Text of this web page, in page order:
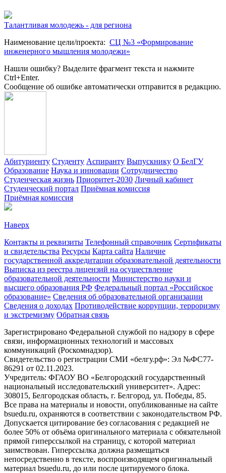
Талантливая молодежь - для региона
Наименование цели/проекта: СЦ №3 «Формирование
инженерного мышления молодежи»
Нашли ошибку? Выделите фрагмент текста и нажмите
Ctrl+Enter.
Сообщение об ошибке автоматически отправится в редакцию.
Абитуриенту Студенту Аспиранту Выпускнику О БелГУ
Образование Наука и инновации Сотрудничество
Студенческая жизнь Приоритет-2030 Личный кабинет
Студенческий портал Приёмная комиссия
Приёмная комиссия
Наверх
Контакты и реквизиты Телефонный справочник Сертификаты
и свидетельства Ресурсы Карта сайта Наличие
государственной аккредитации образовательной деятельности
Выписка из реестра лицензий на осуществление
образовательной деятельности Министерствo науки и
высшего образования РФ Федеральный портал «Российское
образование» Сведения об образовательной организации
Сведения о доходах Противодействие коррупции, терроризму
и экстремизму Обратная связь
Зарегистрировано Федеральной службой по надзору в сфере
связи, информационных технологий и массовых
коммуникаций (Роскомнадзор).
Свидетельство о регистрации СМИ «белгу.рф»: Эл №ФС77-
86291 от 02.11.2023.
Учредитель: ФГАОУ ВО «Белгородский государственный
национальный исследовательский университет». Адрес:
308015, Белгородская область, г. Белгород, ул. Победы, 85.
Все права на материалы и новости, опубликованные на сайте
bsuedu.ru, охраняются в соответствии с законодательством РФ.
Допускается цитирование без согласования с редакцией не
более 50% от объёма оригинального материала с обязательной
прямой гиперссылкой на страницу, с которой материал
заимствован. Гиперссылка должна размещаться
непосредственно в тексте, воспроизводящем оригинальный
материал bsuedu.ru, до или после цитируемого блока.